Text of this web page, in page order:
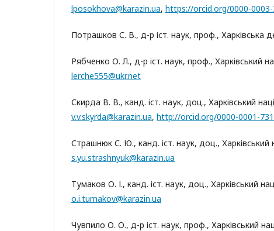
lposokhova@karazin.ua, https://orcid.org/0000-0003-
Потрашков С. В., д-р іст. наук, проф., Харківська
Рябченко О. Л., д-р іст. наук, проф., Харківський
lerche555@ukr.net
Скирда В. В., канд. іст. наук, доц., Харківський
v.v.skyrda@karazin.ua, http://orcid.org/0000-0001-
Страшнюк С. Ю., канд. іст. наук, доц., Харківський
s.yu.strashnyuk@karazin.ua
Тумаков О. І., канд. іст. наук, доц., Харківський
o.i.tumakov@karazin.ua
Чувпило О. О., д-р іст. наук, проф., Харківський